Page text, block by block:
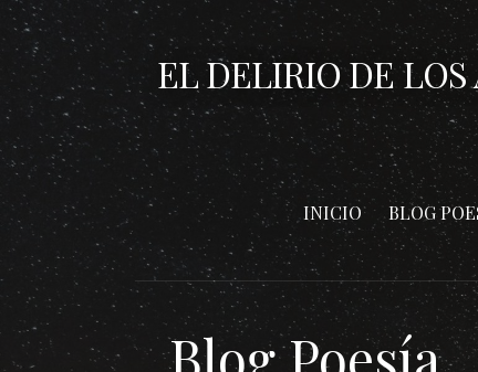
Saltar
al
contenido
EL DELIRIO DE LOS
INICIO BLOG
Blog Poesía